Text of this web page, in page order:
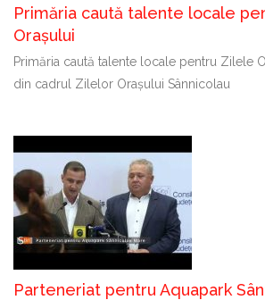
Primăria caută talente locale
Orașului
Primăria caută talente locale pentru Zilele
din cadrul Zilelor Orașului Sânnicolau
Parteneriat pentru Aquapark